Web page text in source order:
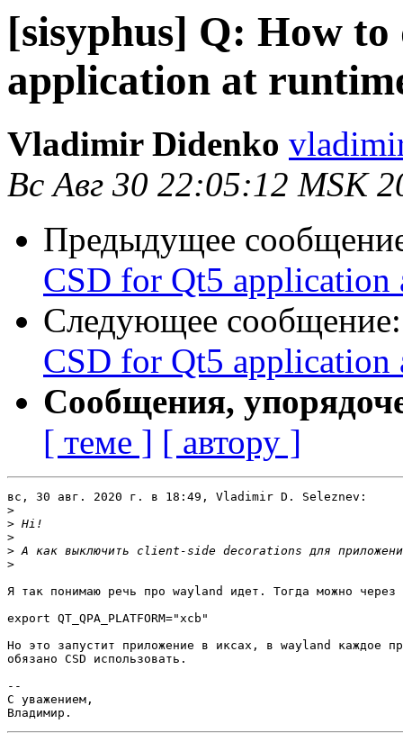
[sisyphus] Q: How
application at
Vladimir Didenko
Вс Авг 30 22:05:12 MSK
Предыдущее
CSD for Qt5 application
Следующее
CSD for Qt5 application
Сообщения,
[ теме ] [ автору ]
вс, 30 авг. 2020 г. в 18:49, Vladimir D. Seleznev:
>
>
>
>
>
Я так понимаю речь про wayland идет. Тогда можно через
export QT_QPA_PLATFORM="xcb"
Но это запустит приложение в иксах, в wayland каждое
обязано CSD использовать.
--
С уважением,